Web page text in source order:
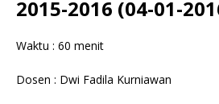
2015-2016 (04-01-
Waktu : 60 menit
Dosen : Dwi Fadila Kurniawan